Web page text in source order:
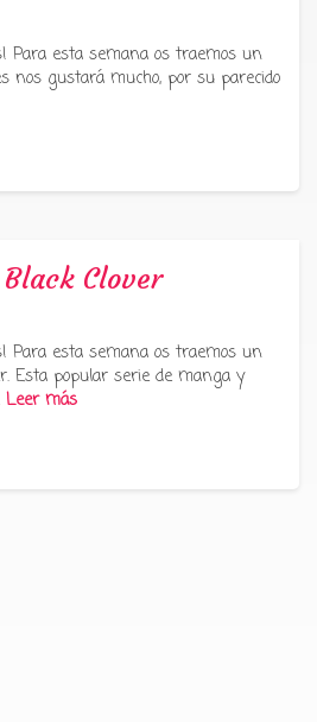
Para esta semana os traemos un
nos gustará mucho, por su parecido
Black Clover
Para esta semana os traemos un
Esta popular serie de manga y
Leer más